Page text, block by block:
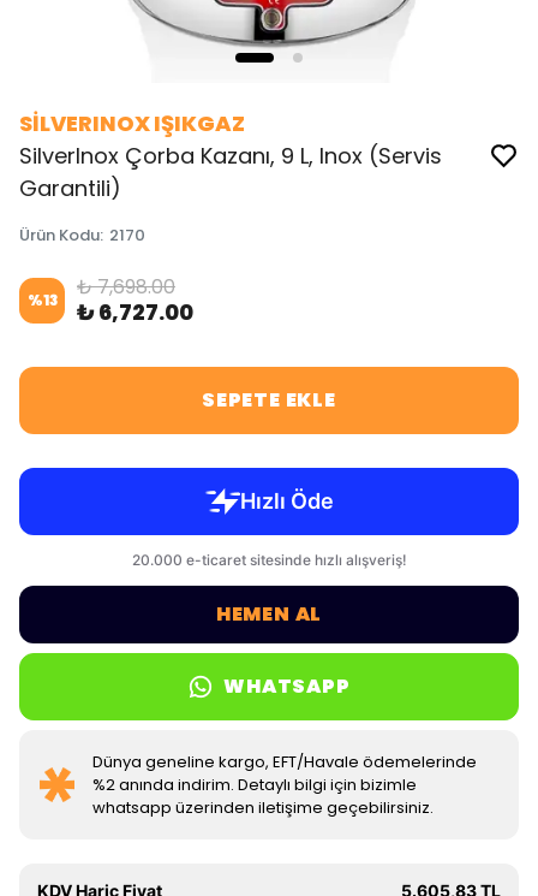
SİLVERINOX IŞIKGAZ
SilverInox Çorba Kazanı, 9 L, Inox (Servis
Garantili)
Ürün Kodu: 2170
%13 ₺ 7,698.00
₺ 6,727.00
SEPETE EKLE
HEMEN AL
WHATSAPP
Dünya geneline kargo, EFT/Havale ödemelerinde
%2 anında indirim. Detaylı bilgi için bizimle
whatsapp üzerinden iletişime geçebilirsiniz.
KDV Hariç Fiyat 5.605,83 TL